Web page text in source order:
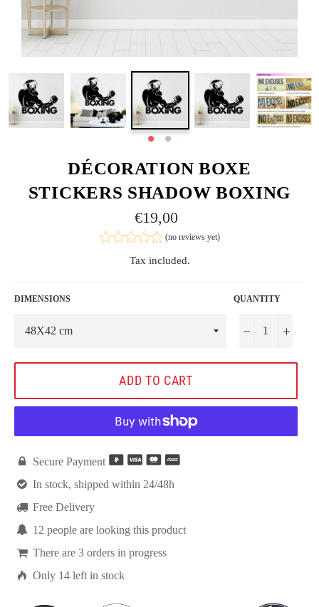
DÉCORATION BOXE
STICKERS SHADOW BOXING
Regular
price
€19,00
(no reviews yet)
Tax included.
DIMENSIONS QUANTITY
− +
ADD TO CART
 Secure Payment
 In stock, shipped within 24/48h
 Free Delivery
 12 people are looking this product
 There are3 orders in progress
 Only 14 left in stock